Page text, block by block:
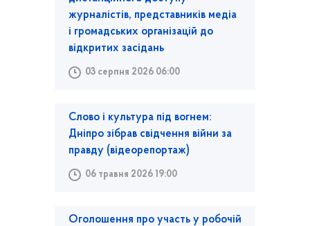
журналістів, представників медіа
і громадських організацій до
відкритих засідань
03 серпня 2026 06:00
Слово і культура під вогнем:
Дніпро зібрав свідчення війни за
правду (відеорепортаж)
06 травня 2026 19:00
Оголошення про участь у робочій